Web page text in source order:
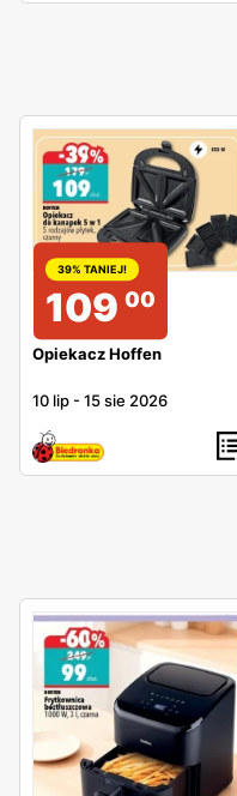
39% TANIEJ!
109 00
Opiekacz Hoffen
10 lip -15 sie 2026